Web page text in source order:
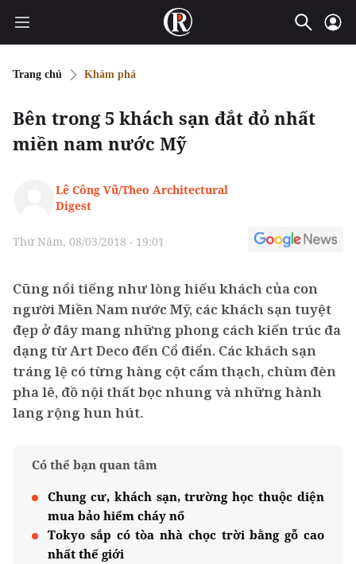
Trang chủ Khám phá
Bên trong 5 khách sạn đắt đỏ nhất
miền nam nước Mỹ
Lê Công Vũ/Theo Architectural
Digest
Thứ Năm, 08/03/2018 - 19:01
Cũng nổi tiếng như lòng hiếu khách của con
người Miền Nam nước Mỹ, các khách sạn tuyệt
đẹp ở đây mang những phong cách kiến trúc đa
dạng từ Art Deco đến Cổ điển. Các khách sạn
tráng lệ có từng hàng cột cẩm thạch, chùm đèn
pha lê, đồ nội thất bọc nhung và những hành
lang rộng hun hút.
Có thể bạn quan tâm
Chung cư, khách sạn, trường học thuộc diện
mua bảo hiểm cháy nổ
Tokyo sắp có tòa nhà chọc trời bằng gỗ cao
nhất thế giới